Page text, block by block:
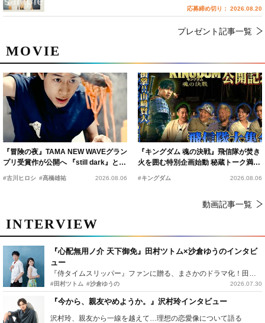
MOVIE
『冒険の夜』TAMA NEW WAVEグラン
プリ受賞作が公開へ 『still dark』と同
時上映決定
#古川ヒロシ #髙橋雄祐 2026.08.06
『キングダム 魂の決戦』飛信隊が焚き
火を囲む特別企画始動 秘蔵トーク満載
の“キングダムキャンプ”開催
#キングダム 2026.08.06
動画記事一覧
INTERVIEW
『心配無用ノ介 天下御免』田村ツトム×沙倉ゆうのインタビ
ュー
『侍タイムスリッパー』ファンに贈る、まさかのドラマ化！田村ツトム×沙倉ゆうのが語る『心配無用ノ介』撮影秘話
#田村ツトム #沙倉ゆうの 2026.07.30
『今から、親友やめようか。』沢村玲インタビュー
沢村玲、親友から一線を越えて…理想の恋愛像について語る
応募締め切り： 2026.08.20
プレゼント記事一覧